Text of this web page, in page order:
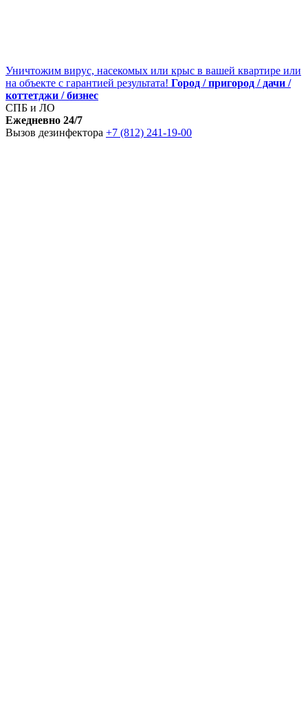
Уничтожим вирус, насекомых или крыс в вашей квартире или
на объекте с гарантией результата! Город / пригород / дачи /
коттетджи / бизнес
СПБ и ЛО
Ежедневно 24/7
Вызов дезинфектора +7 (812) 241-19-00